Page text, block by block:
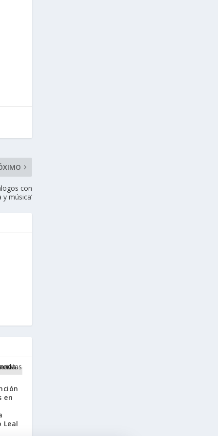
con
y música’
en
Leal